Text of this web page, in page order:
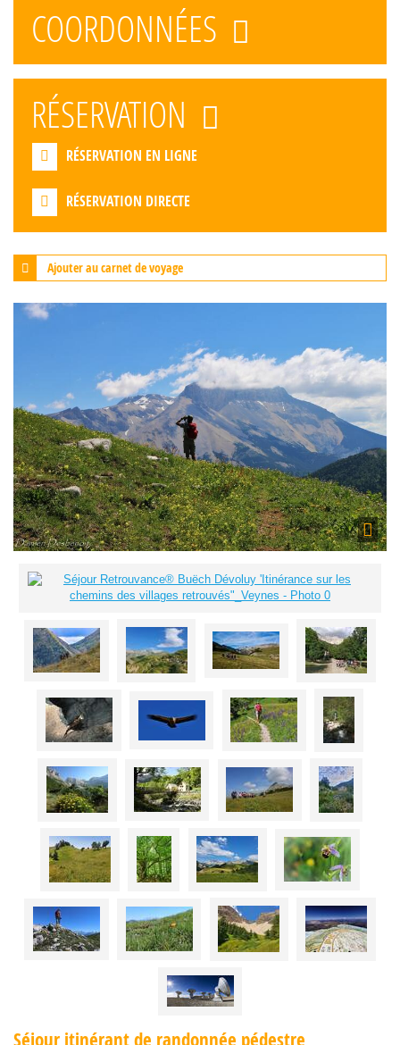
COORDONNÉES
RÉSERVATION
RÉSERVATION EN LIGNE
RÉSERVATION DIRECTE
Ajouter au carnet de voyage